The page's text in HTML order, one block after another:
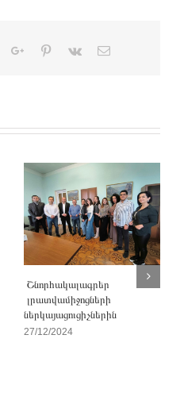
TumblrGoogle+Pinterest
Vk Email
Շնորհակալագրեր
լրատվամիջոցների
ներկայացուցիչներին
27/12/2024